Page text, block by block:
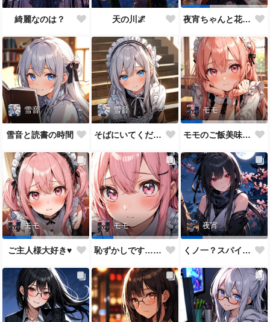
綺麗なのは？ 天の川🌌 夜宵ちゃんと花火大会
雪音
雪音と読書の時間
雪音
そばにいてください♥
モモ
モモのご飯美味しい？
モモ
ご主人様大好き♥
モモ
恥ずかしです…ご主人様♥
夜宵
くノ一？スパイ？どっちがいいかな？